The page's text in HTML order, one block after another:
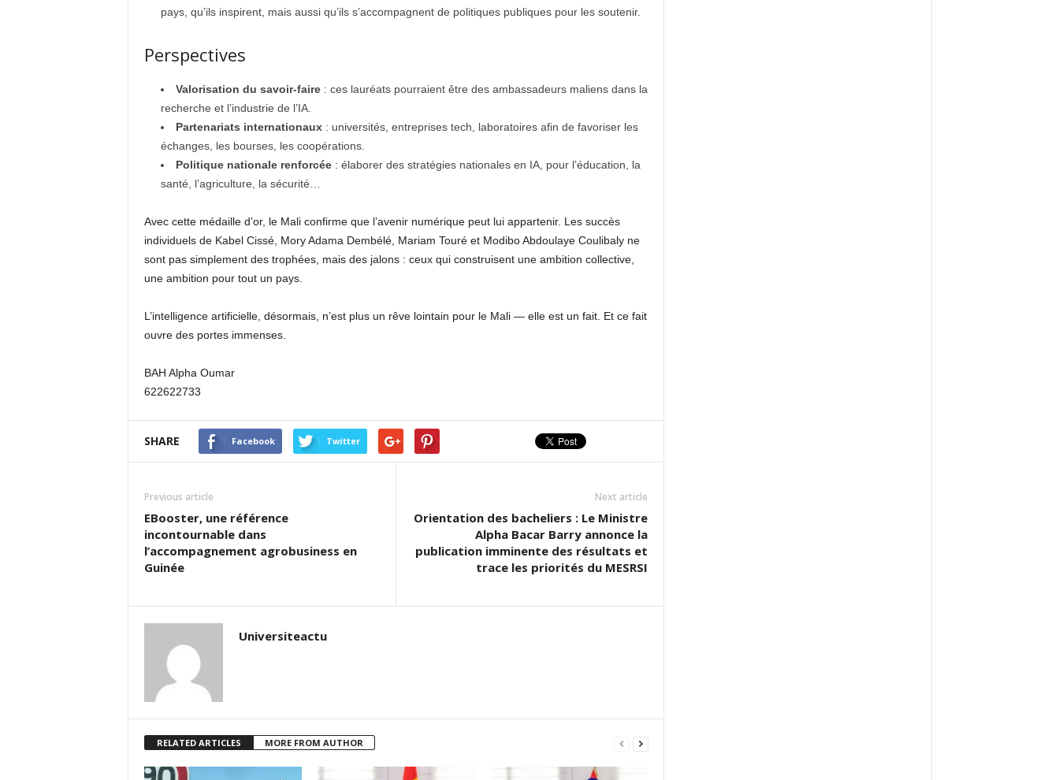
pays, qu’ils inspirent, mais aussi qu’ils s’accompagnent de politiques publiques pour les soutenir.
Perspectives
Valorisation du savoir-faire: ces lauréats pourraient être des ambassadeurs maliens dans la
recherche et l’industrie de l’IA.
Partenariats internationaux: universités, entreprises tech, laboratoires afin de favoriser les
échanges, les bourses, les coopérations.
Politique nationale renforcée: élaborer des stratégies nationales en IA, pour l’éducation, la
santé, l’agriculture, la sécurité…
Avec cette médaille d’or, le Mali confirme que l’avenir numérique peut lui appartenir. Les succès
individuels de Kabel Cissé, Mory Adama Dembélé, Mariam Touré et Modibo Abdoulaye Coulibaly ne
sont pas simplement des trophées, mais des jalons : ceux qui construisent une ambition collective,
une ambition pour tout un pays.
L’intelligence artificielle, désormais, n’est plus un rêve lointain pour le Mali — elle est un fait. Et ce fait
ouvre des portes immenses.
BAH Alpha Oumar
622622733
SHARE Facebook Twitter
Previous article
EBooster, une référence
incontournable dans
l’accompagnement agrobusiness en
Guinée
Next article
Orientation des bacheliers : Le Ministre
Alpha Bacar Barry annonce la
publication imminente des résultats et
trace les priorités du MESRSI
Universiteactu
RELATED ARTICLES MORE FROM AUTHOR